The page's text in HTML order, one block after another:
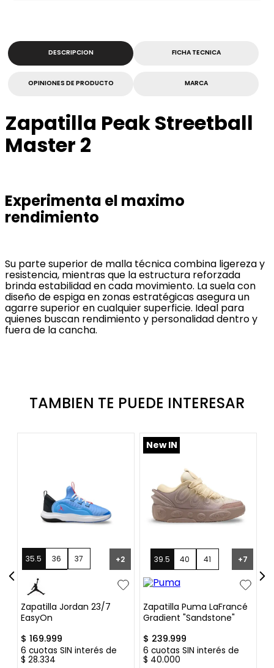
DESCRIPCION FICHA TECNICA
OPINIONES DE PRODUCTO MARCA
Zapatilla Peak Streetball
Master 2
Experimenta el maximo
rendimiento
Su parte superior de malla técnica combina ligereza y
resistencia, mientras que la estructura reforzada
brinda estabilidad en cada movimiento. La suela con
diseño de espiga en zonas estratégicas asegura un
agarre superior en cualquier superficie. Ideal para
quienes buscan rendimiento y personalidad dentro y
fuera de la cancha.
TAMBIEN TE PUEDE INTERESAR
35.5 36 37
37.5
+2
Zapatilla Jordan 23/7
EasyOn
$ 169.999
6 cuotas SIN interés de
$ 28.334
New IN
39.5 40 41 +7
Zapatilla Puma LaFrancé
Gradient "Sandstone"
$ 239.999
6 cuotas SIN interés de
$ 40.000